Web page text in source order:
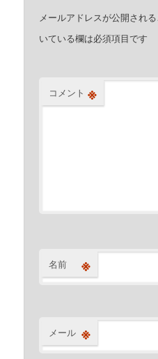
メールアドレスが公開される
いている欄は必須項目です
コメント ※
名前 ※
メール ※